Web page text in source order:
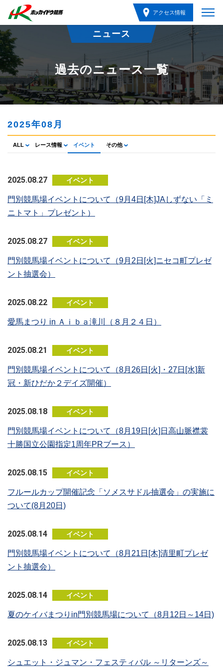
アクセス情報
ニュース
過去のニュース一覧
2025年08月
ALL レース情報 イベント その他
2025.08.27 イベント
門別競馬場イベントについて（9月4日[木]JAしずない「ミ
ニトマト」プレゼント）
2025.08.27 イベント
門別競馬場イベントについて（9月2日[火]ニセコ町プレゼ
ント抽選会）
2025.08.22 イベント
愛馬まつり in Ａｉｂａ滝川（８月２４日）
2025.08.21 イベント
門別競馬場イベントについて（8月26日[火]・27日[水]新
冠・新ひだか２デイズ開催）
2025.08.18 イベント
門別競馬場イベントについて（8月19日[火]日高山脈襟裳
十勝国立公園指定1周年PRブース）
2025.08.15 イベント
フルールカップ開催記念「ソメスサドル抽選会」の実施に
ついて(8月20日)
2025.08.14 イベント
門別競馬場イベントについて（8月21日[木]清里町プレゼ
ント抽選会）
2025.08.14 イベント
夏のケイバまつりin門別競馬場について（8月12日～14日)
2025.08.13 イベント
シュエット・ジュマン・フェスティバル ～リターンズ～